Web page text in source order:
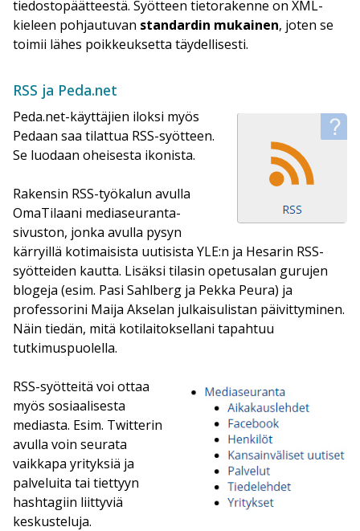
tiedostopäätteestä. Syötteen tietorakenne on XML-
kieleen pohjautuvan standardin mukainen, joten se
toimii lähes poikkeuksetta täydellisesti.
RSS ja Peda.net
Peda.net-käyttäjien iloksi myös
Pedaan saa tilattua RSS-syötteen.
Se luodaan oheisesta ikonista.
Rakensin RSS-työkalun avulla
OmaTilaani mediaseuranta-
sivuston, jonka avulla pysyn
kärryillä kotimaisista uutisista YLE:n ja Hesarin RSS-
syötteiden kautta. Lisäksi tilasin opetusalan gurujen
blogeja (esim. Pasi Sahlberg ja Pekka Peura) ja
professorini Maija Akselan julkaisulistan päivittyminen.
Näin tiedän, mitä kotilaitoksellani tapahtuu
tutkimuspuolella.
RSS-syötteitä voi ottaa
myös sosiaalisesta
mediasta. Esim. Twitterin
avulla voin seurata
vaikkapa yrityksiä ja
palveluita tai tiettyyn
hashtagiin liittyviä
keskusteluja.